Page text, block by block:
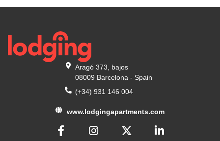
Aragó 373, bajos
08009 Barcelona - Spain
(+34) 931 146 004
www.lodgingapartments.com